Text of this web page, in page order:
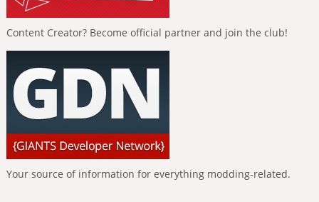
Content Creator? Become official partner and join the club!
Your source of information for everything modding-related.